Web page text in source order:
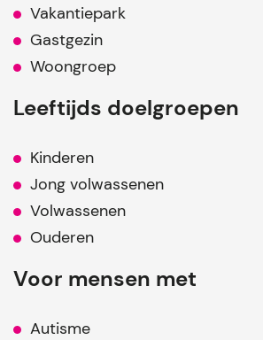
Vakantiepark
Gastgezin
Woongroep
Leeftijds doelgroepen
Kinderen
Jong volwassenen
Volwassenen
Ouderen
Voor mensen met
Autisme